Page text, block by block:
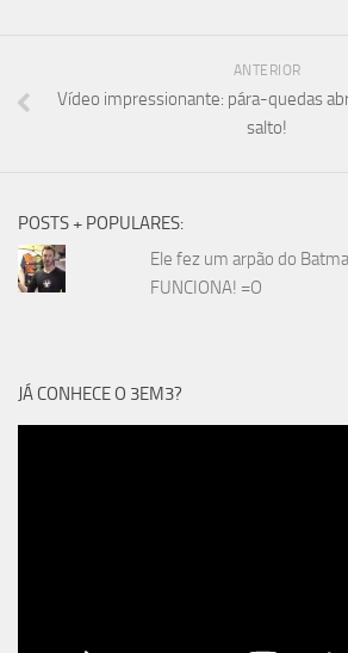
ANTERIOR
Vídeo impressionante: pára-quedas
salto!
POSTS + POPULARES:
Ele fez um arpão do
FUNCIONA! =O
JÁ CONHECE O 3EM3?